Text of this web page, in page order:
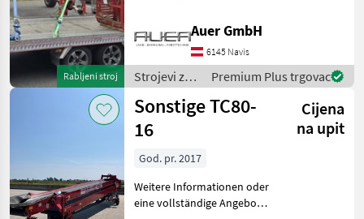
Rabljeni stroj
Baujahr 2007, bietet eine
zuverlässige Leistung mit
einer Motorstärke von 10
PS. Mit insgesamt 1000
Betriebsstu
Auer GmbH
6145 Navis
Strojevi za
transport /
Maraton
Premium Plus trgovac
Sonstige TC80-
16
Cijena
na upit
God. pr. 2017
Weitere Informationen oder
eine vollständige Angebot?